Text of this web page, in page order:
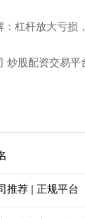
：杠杆放大亏损
炒股配资交易
推荐 | 正规平台